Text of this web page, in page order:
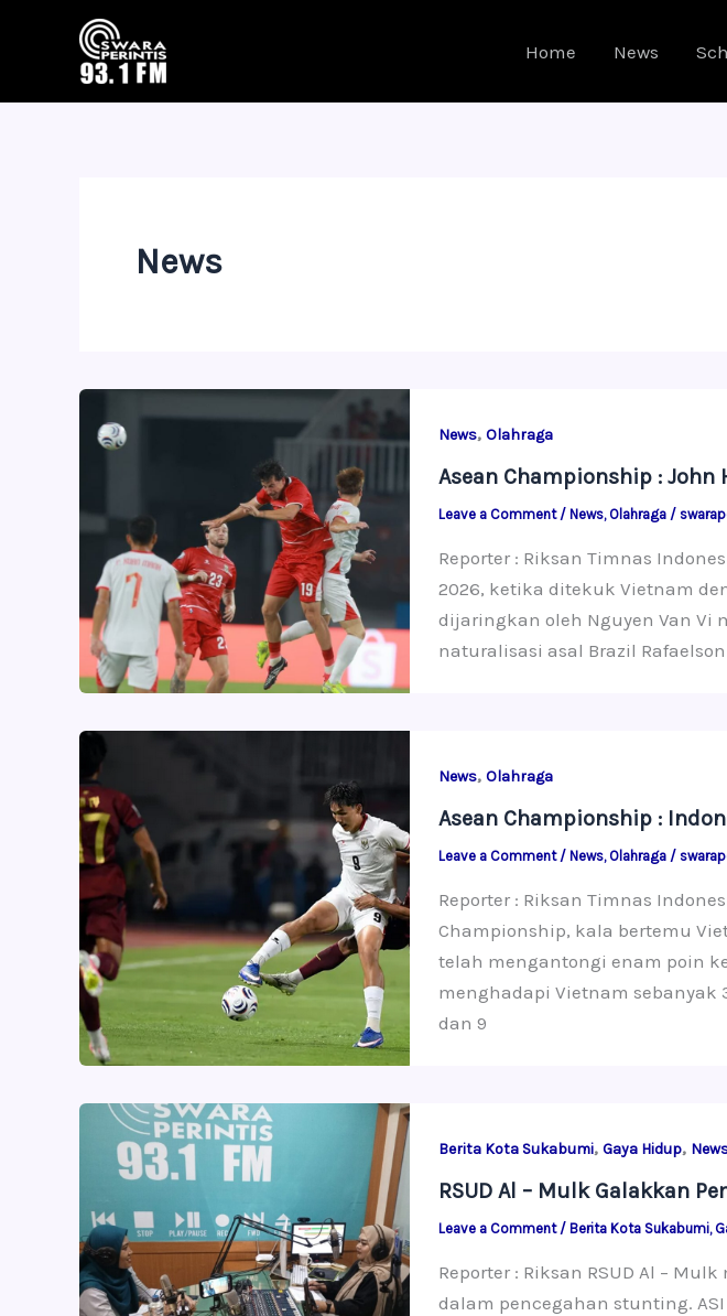
Home News
News
News, Olahraga
Asean Championship :
Leave a Comment / News, Olahraga/
Reporter : Riksan Timnas
2026, ketika ditekuk Vietnam
dijaringkan oleh Nguyen Van Vi
naturalisasi asal Brazil
News, Olahraga
Asean Championship :
Leave a Comment / News, Olahraga/
Reporter : Riksan Timnas
Championship, kala bertemu
telah mengantongi enam poin
menghadapi Vietnam sebanyak
dan 9
Berita Kota Sukabumi, Gaya Hidup,
RSUD Al – Mulk Galakkan
Leave a Comment / Berita Kota Sukabumi,
Reporter : Riksan RSUD Al –
dalam pencegahan stunting.